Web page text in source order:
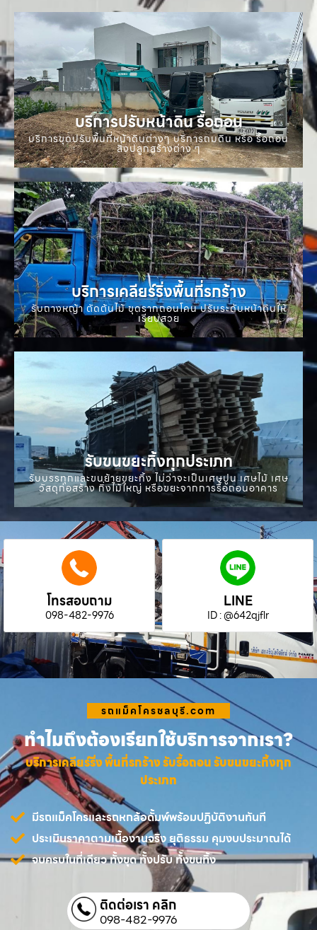
บริการปรับหน้าดิน รื้อถอน
บริการขุดปรับพื้นที่หน้าดินต่างๆ บริการถมดิน หรือ รื้อถอน
สิ่งปลูกสร้างต่าง ๆ
บริการเคลียร์ริ่งพื้นที่รกร้าง
รับถางหญ้า ตัดต้นไม้ ขุดรากถอนโคน ปรับระดับหน้าดินให้
เรียบสวย
รับขนขยะทิ้งทุกประเภท
รับบรรทุกและขนย้ายขยะทิ้ง ไม่ว่าจะเป็นเศษปูน เศษไม้ เศษ
วัสดุก่อสร้าง กิ่งไม้ใหญ่ หรือขยะจากการรื้อถอนอาคาร
โทรสอบถาม
098-482-9976
LINE
ID : @642qjflr
รถแม็คโครชลบุรี.com
ทำไมถึงต้องเรียกใช้บริการจากเรา?
บริการเคลียร์ริ่ง พื้นที่รกร้าง รับรื้อถอน รับขนขยะทิ้งทุก
ประเภท
มีรถแม็คโครและรถหกล้อดั้มพ์พร้อมปฏิบัติงานทันที
ประเมินราคาตามเนื้องานจริง ยุติธรรม คุมงบประมาณได้
จบครบในที่เดียว ทั้งขุด ทั้งปรับ ทั้งขนทิ้ง
ติดต่อเรา คลิก
098-482-9976